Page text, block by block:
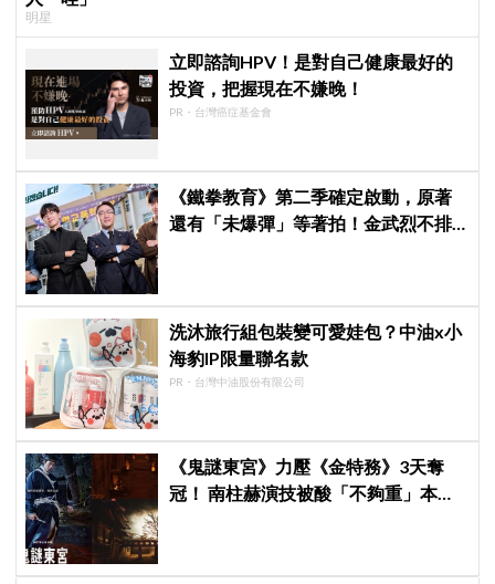
明星
立即諮詢HPV！是對自己健康最好的
投資，把握現在不嫌晚！
PR・台灣癌症基金會
《鐵拳教育》第二季確定啟動，原著
還有「未爆彈」等著拍！金武烈不排
洗沐旅行組包裝變可愛娃包？中油x小
海豹IP限量聯名款
PR・台灣中油股份有限公司
《鬼謎東宮》力壓《金特務》3天奪
冠！ 南柱赫演技被酸「不夠重」本人